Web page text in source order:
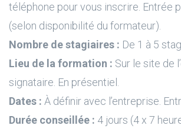
téléphone pour vous inscrire. Entrée
(selon disponibilité du formateur).
Nombre de stagiaires : De 1 à 5
Lieu de la formation : Sur le site de
signataire. En présentiel.
Dates : À définir avec l’entreprise.
Durée conseillée : 4 jours (4 x 7